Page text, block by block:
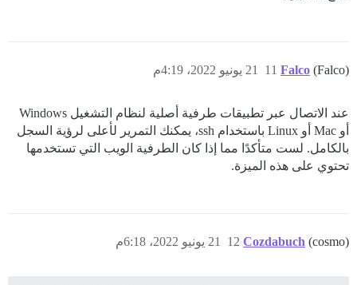
Falco (Falco) 21 يونيو 2022، 4:19م 11
عند الاتصال عبر تطبيقات طرفية أصلية لنظام التشغيل Windows
أو Mac أو Linux باستخدام ssh، يمكنك التمرير لأعلى لرؤية السجل
بالكامل. لست متأكدًا مما إذا كان الطرفية الويب التي تستخدمها
تحتوي على هذه الميزة.
Cozdabuch (cosmo) 21 يونيو 2022، 6:18م 12